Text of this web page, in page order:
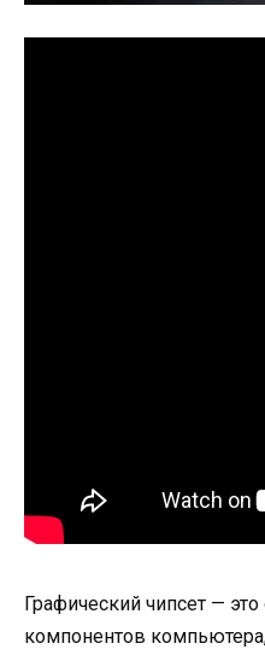
Графический чипсет —
компонентов